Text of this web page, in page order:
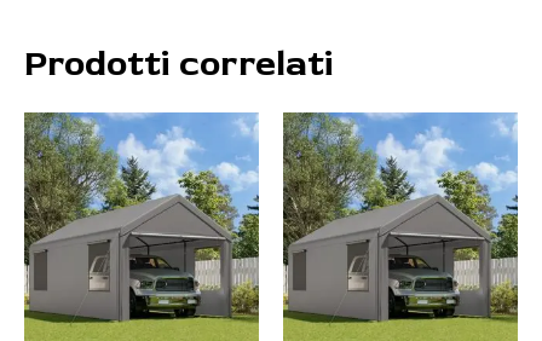
Prodotti correlati